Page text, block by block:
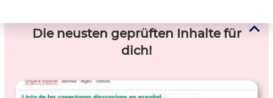
Die neusten geprüften Inhalte für
dich!